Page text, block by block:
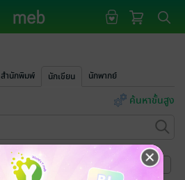
สำนักพิมพ์ นักเขียน นักพากย์
ค้นหาขั้นสูง
หน้าที่ 1